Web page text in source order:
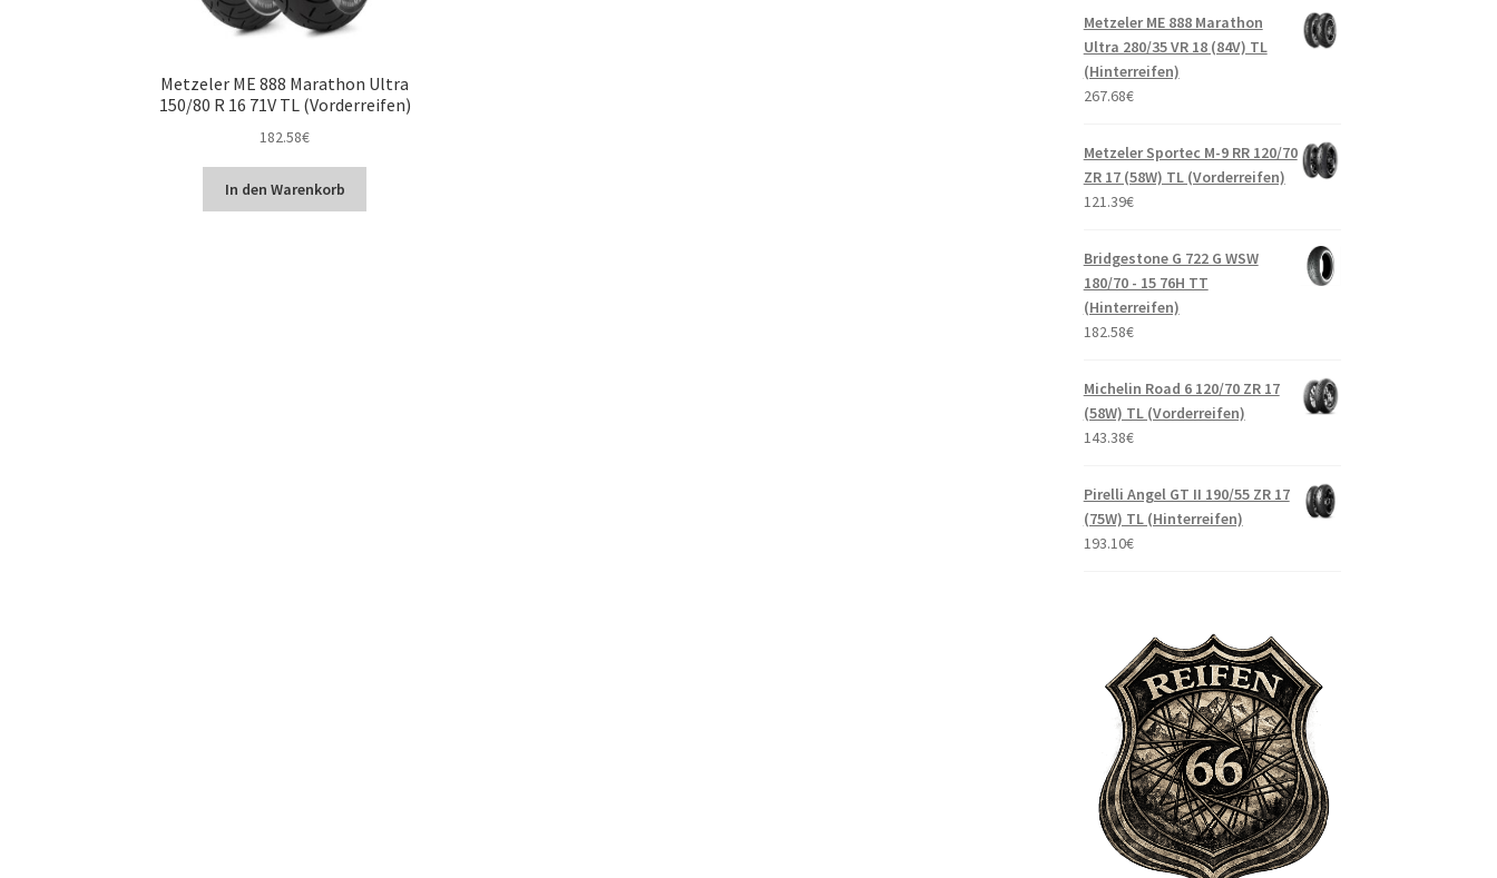
Metzeler ME 888 Marathon Ultra
150/80 R 16 71V TL (Vorderreifen)
182.58€
In den Warenkorb
Metzeler ME 888 Marathon
Ultra 280/35 VR 18 (84V) TL
(Hinterreifen)
267.68€
Metzeler Sportec M-9 RR 120/70
ZR 17 (58W) TL (Vorderreifen)
121.39€
Bridgestone G 722 G WSW
180/70 - 15 76H TT
(Hinterreifen)
182.58€
Michelin Road 6 120/70 ZR 17
(58W) TL (Vorderreifen)
143.38€
Pirelli Angel GT II 190/55 ZR 17
(75W) TL (Hinterreifen)
193.10€